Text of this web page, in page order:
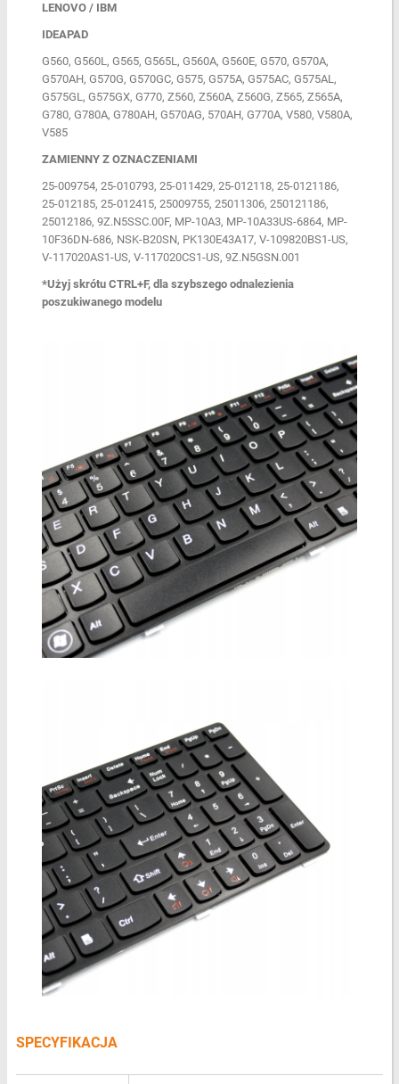
LENOVO / IBM
IDEAPAD
G560, G560L, G565, G565L, G560A, G560E, G570, G570A,
G570AH, G570G, G570GC, G575, G575A, G575AC, G575AL,
G575GL, G575GX, G770, Z560, Z560A, Z560G, Z565, Z565A,
G780, G780A, G780AH, G570AG, 570AH, G770A, V580, V580A,
V585
ZAMIENNY Z OZNACZENIAMI
25-009754, 25-010793, 25-011429, 25-012118, 25-0121186,
25-012185, 25-012415, 25009755, 25011306, 250121186,
25012186, 9Z.N5SSC.00F, MP-10A3, MP-10A33US-6864, MP-
10F36DN-686, NSK-B20SN, PK130E43A17, V-109820BS1-US,
V-117020AS1-US, V-117020CS1-US, 9Z.N5GSN.001
*Użyj skrótu CTRL+F, dla szybszego odnalezienia
poszukiwanego modelu
SPECYFIKACJA